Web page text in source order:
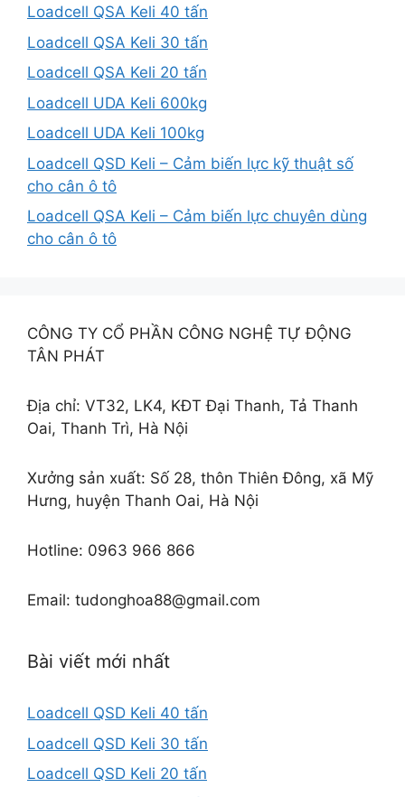
Loadcell QSA Keli 40 tấn
Loadcell QSA Keli 30 tấn
Loadcell QSA Keli 20 tấn
Loadcell UDA Keli 600kg
Loadcell UDA Keli 100kg
Loadcell QSD Keli – Cảm biến lực kỹ thuật số
cho cân ô tô
Loadcell QSA Keli – Cảm biến lực chuyên dùng
cho cân ô tô
CÔNG TY CỔ PHẦN CÔNG NGHỆ TỰ ĐỘNG
TÂN PHÁT
Địa chỉ: VT32, LK4, KĐT Đại Thanh, Tả Thanh
Oai, Thanh Trì, Hà Nội
Xưởng sản xuất: Số 28, thôn Thiên Đông, xã Mỹ
Hưng, huyện Thanh Oai, Hà Nội
Hotline: 0963 966 866
Email: tudonghoa88@gmail.com
Bài viết mới nhất
Loadcell QSD Keli 40 tấn
Loadcell QSD Keli 30 tấn
Loadcell QSD Keli 20 tấn